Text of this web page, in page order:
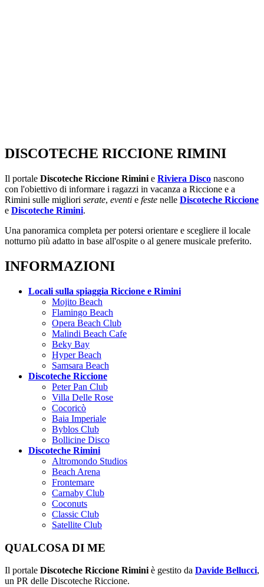
DISCOTECHE RICCIONE RIMINI
Il portale Discoteche Riccione Rimini e Riviera Disco nascono
con l'obiettivo di informare i ragazzi in vacanza a Riccione e a
Rimini sulle migliori serate, eventi e feste nelle Discoteche Riccione
e Discoteche Rimini.
Una panoramica completa per potersi orientare e scegliere il locale
notturno più adatto in base all'ospite o al genere musicale preferito.
INFORMAZIONI
Locali sulla spiaggia Riccione e Rimini
Mojito Beach
Flamingo Beach
Opera Beach Club
Malindi Beach Cafe
Beky Bay
Hyper Beach
Samsara Beach
Discoteche Riccione
Peter Pan Club
Villa Delle Rose
Cocoricò
Baia Imperiale
Byblos Club
Bollicine Disco
Discoteche Rimini
Altromondo Studios
Beach Arena
Frontemare
Carnaby Club
Coconuts
Classic Club
Satellite Club
QUALCOSA DI ME
Il portale Discoteche Riccione Rimini è gestito da Davide Bellucci,
un PR delle Discoteche Riccione.